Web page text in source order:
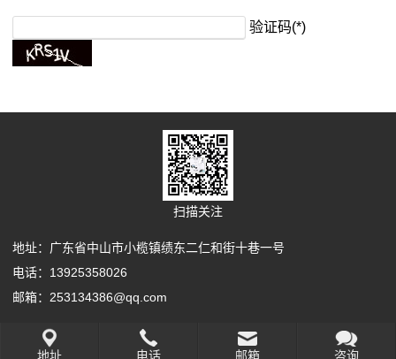
验证码(*)
扫描关注
地址：广东省中山市小榄镇绩东二仁和街十巷一号
电话：13925358026
邮箱：253134386@qq.com
Copyright Your WebSite.Some Rights Reserved.
地址 电话 邮箱 咨询